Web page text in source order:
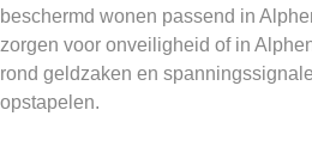
beschermd wonen passend in
zorgen voor onveiligheid of in
rond geldzaken en
opstapelen.